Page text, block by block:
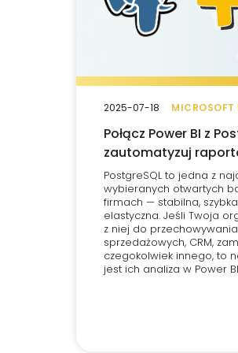
MICROSOFT
Połącz Power BI z
zautomatyzuj
PostgreSQL to jedna z
wybieranych otwartych
firmach — stabilna,
elastyczna. Jeśli Twoja
z niej do
sprzedażowych, CRM,
czegokolwiek innego, to
jest ich analiza w Power
2025-07-18